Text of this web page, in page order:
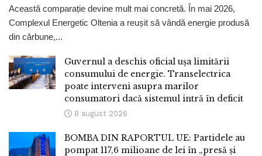
Această comparație devine mult mai concretă. În mai 2026,
Complexul Energetic Oltenia a reușit să vândă energie produsă
din cărbune,...
Guvernul a deschis oficial ușa limitării
consumului de energie. Transelectrica
poate interveni asupra marilor
consumatori dacă sistemul intră în deficit
8 august 2026
BOMBA DIN RAPORTUL UE: Partidele au
pompat 117,6 milioane de lei în „presă și